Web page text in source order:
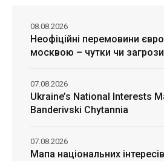
Неофіційні перемовини
москвою – чутки чи
08.08.2026
Ukraine’s National Interests
Banderivski Chytannia
07.08.2026
Мапа національних інтересів
07.08.2026